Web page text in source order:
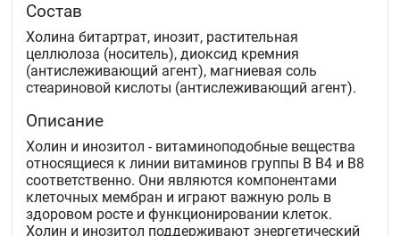
Состав
Холина битартрат, инозит, растительная
целлюлоза (носитель), диоксид кремния
(антислеживающий агент), магниевая соль
стеариновой кислоты (антислеживающий агент).
Описание
Холин и инозитол - витаминоподобные вещества
относящиеся к линии витаминов группы В В4 и В8
соответственно. Они являются компонентами
клеточных мембран и играют важную роль в
здоровом росте и функционировании клеток.
Холин и инозитол поддерживают энергетический